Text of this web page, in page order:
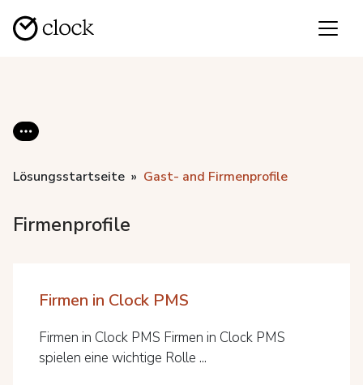
Lösungsstartseite Gast- and Firmenprofile
Firmenprofile
Firmen in Clock PMS
Firmen in Clock PMS Firmen in Clock PMS
spielen eine wichtige Rolle ...